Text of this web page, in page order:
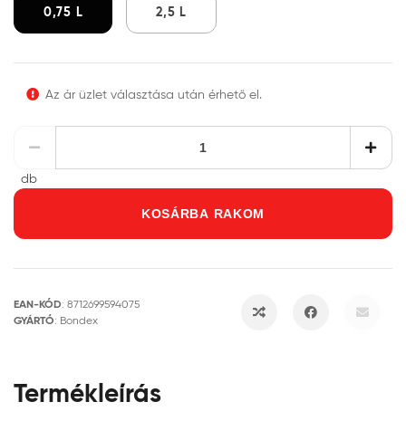
0,75 L 2,5 L
Az ár üzlet választása után érhető el.
db
KOSÁRBA RAKOM
EAN-KÓD: 8712699594075
GYÁRTÓ: Bondex
Termékleírás